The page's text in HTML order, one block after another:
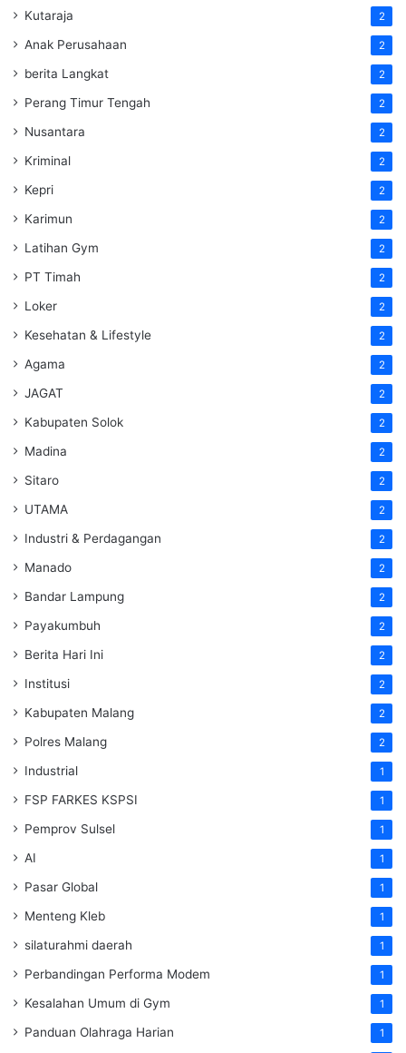
Kutaraja 2
Anak Perusahaan 2
berita Langkat 2
Perang Timur Tengah 2
Nusantara 2
Kriminal 2
Kepri 2
Karimun 2
Latihan Gym 2
PT Timah 2
Loker 2
Kesehatan & Lifestyle 2
Agama 2
JAGAT 2
Kabupaten Solok 2
Madina 2
Sitaro 2
UTAMA 2
Industri & Perdagangan 2
Manado 2
Bandar Lampung 2
Payakumbuh 2
Berita Hari Ini 2
Institusi 2
Kabupaten Malang 2
Polres Malang 2
Industrial 1
FSP FARKES KSPSI 1
Pemprov Sulsel 1
AI 1
Pasar Global 1
Menteng Kleb 1
silaturahmi daerah 1
Perbandingan Performa Modem 1
Kesalahan Umum di Gym 1
Panduan Olahraga Harian 1